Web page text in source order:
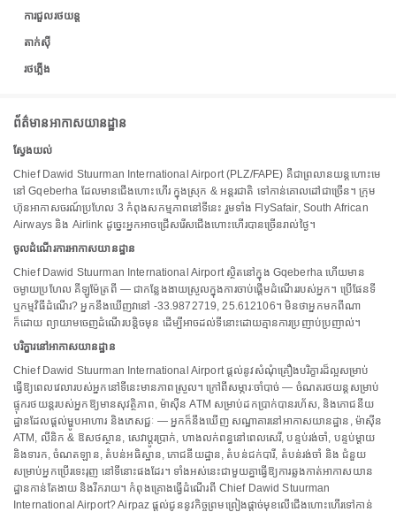
ការជួលរថយន្ត
តាក់ស៊ី
រថភ្លើង
ព័ត៌មានអាកាសយានដ្ឋាន
ស្វែងយល់
Chief Dawid Stuurman International Airport (PLZ/FAPE) គឺជាព្រលានយន្តហោះមេ
នៅ Gqeberha ដែលមានជើងហោះហើរ ក្នុងស្រុក & អន្តរជាតិ ទៅកាន់គោលដៅជាច្រើន។ ក្រុម
ហ៊ុនអាកាសចរណ៍ប្រហែល 3 កំពុងសកម្មភាពនៅទីនេះ រួមទាំង FlySafair, South African
Airways និង Airlink ដូច្នេះអ្នកអាចជ្រើសរើសជើងហោះហើរបានច្រើនរាល់ថ្ងៃ។
ចូលដំណើរការអាកាសយានដ្ឋាន
Chief Dawid Stuurman International Airport ស្ថិតនៅក្នុង Gqeberha ហើយមាន
ចម្ងាយប្រហែល គីឡូម៉ែត្រពី — ជាកន្លែងងាយស្រួលក្នុងការចាប់ផ្តើមដំណើររបស់អ្នក។ ប្រើផែនទី
ឬកម្មវិធីដំណើរ? អ្នកនឹងឃើញវានៅ -33.9872719, 25.612106។ មិនថាអ្នកមកពីណា
ក៏ដោយ ព្យាយាមចេញដំណើរបន្តិចមុន ដើម្បីអាចដល់ទីនោះដោយគ្មានការប្រញាប់ប្រញាល់។
បរិក្ខារនៅអាកាសយានដ្ឋាន
Chief Dawid Stuurman International Airport ផ្តល់នូវសំណុំគ្រឿងបរិក្ខារដ៏ល្អសម្រាប់
ធ្វើឱ្យពេលវេលារបស់អ្នកនៅទីនេះមានភាពស្រួល។ ក្រៅពីសម្ភារៈចាំបាច់ — ចំណតរថយន្តសម្រាប់
ផ្ទុករថយន្តរបស់អ្នកឱ្យមានសុវត្ថិភាព, ម៉ាស៊ីន ATM សម្រាប់ដកប្រាក់បានរហ័ស, និងភោជនីយ
ដ្ឋានដែលផ្តល់ម្ហូបអាហារ និងភេសជ្ជៈ — អ្នកក៏នឹងឃើញ សណ្ឋាគារនៅអាកាសយានដ្ឋាន, ម៉ាស៊ីន
ATM, លីនិក & ឱសថស្ថាន, សេវាប្តូរប្រាក់, ហាងលក់ពន្ធនៅពេលសេរី, បន្ទប់រង់ចាំ, បន្ទប់ម្តាយ
និងទារក, ចំណតឡាន, តំបន់អធិស្ឋាន, ភោជនីយដ្ឋាន, តំបន់ជក់បារី, តំបន់រង់ចាំ និង ជំនួយ
សម្រាប់អ្នកប្រើរទេះរុញ នៅទីនោះផងដែរ។ ទាំងអស់នេះជាមួយគ្នាធ្វើឱ្យការឆ្លងកាត់អាកាសយាន
ដ្ឋានកាន់តែងាយ និងរីករាយ។ កំពុងគ្រោងធ្វើដំណើរពី Chief Dawid Stuurman
International Airport? Airpaz ផ្តល់ជូននូវកិច្ចព្រមព្រៀងផ្តាច់មុខលើជើងហោះហើរទៅកាន់